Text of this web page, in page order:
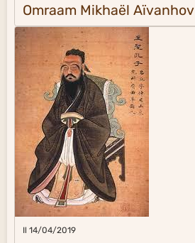
Omraam Mikhaël Aïvanhov
Il 14/04/2019